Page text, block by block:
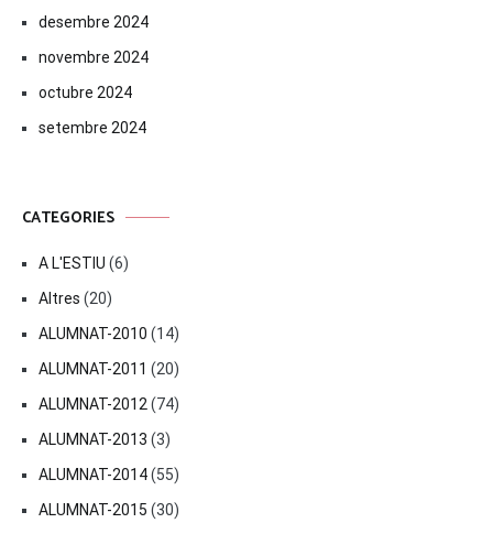
desembre 2024
novembre 2024
octubre 2024
setembre 2024
CATEGORIES
A L'ESTIU (6)
Altres (20)
ALUMNAT-2010 (14)
ALUMNAT-2011 (20)
ALUMNAT-2012 (74)
ALUMNAT-2013 (3)
ALUMNAT-2014(55)
ALUMNAT-2015 (30)